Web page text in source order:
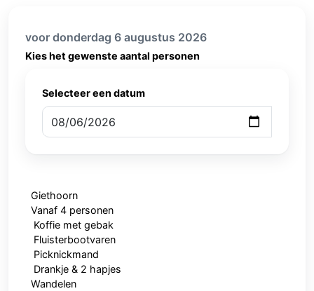
voor donderdag 6 augustus 2026
Kies het gewenste aantal personen
Selecteer een datum
Giethoorn
Vanaf 4 personen
Koffie met gebak
Fluisterbootvaren
Picknickmand
Drankje & 2 hapjes
Wandelen